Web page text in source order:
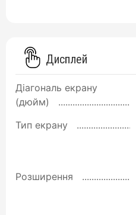
Дисплей
Діагональ екрану
(дюйм)
Тип екрану
Розширення